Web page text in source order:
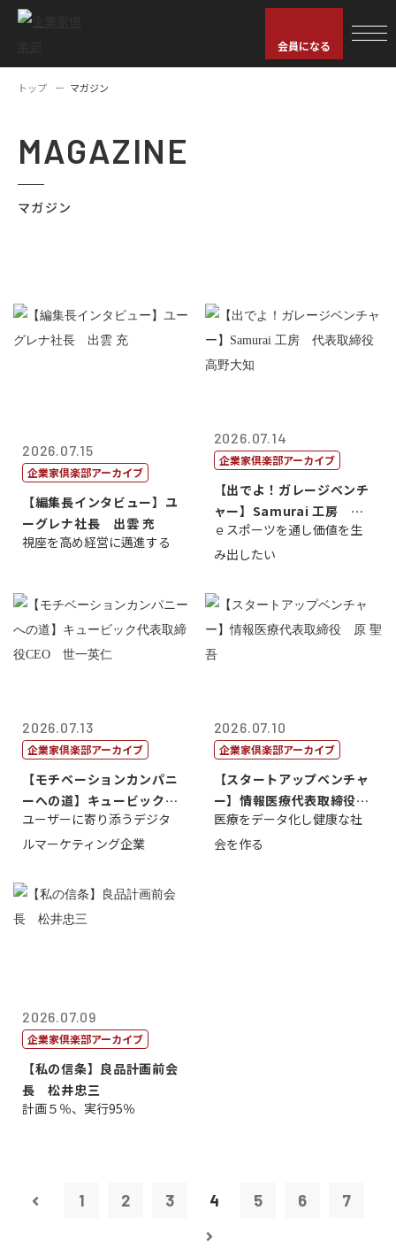
会員になる
トップ マガジン
MAGAZINE
マガジン
2026.07.15
企業家倶楽部アーカイブ
【編集長インタビュー】ユ
ーグレナ社長 出雲 充
視座を高め経営に邁進する
2026.07.14
企業家倶楽部アーカイブ
【出でよ！ガレージベンチ
ャー】Samurai 工房 代
表取締...
ｅスポーツを通し価値を生
み出したい
2026.07.13
企業家倶楽部アーカイブ
【モチベーションカンパニ
ーへの道】キュービック代
表取締役CE...
ユーザーに寄り添うデジタ
ルマーケティング企業
2026.07.10
企業家倶楽部アーカイブ
【スタートアップベンチャ
ー】情報医療代表取締役
原 聖吾
医療をデータ化し健康な社
会を作る
2026.07.09
企業家倶楽部アーカイブ
【私の信条】良品計画前会
長 松井忠三
計画５％、実行95％
1 2 3 4 5 6 7